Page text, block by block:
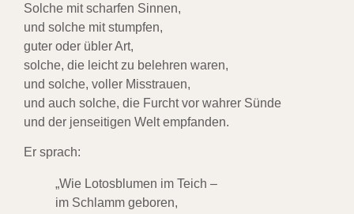
Solche mit scharfen Sinnen,
und solche mit stumpfen,
guter oder übler Art,
solche, die leicht zu belehren waren,
und solche, voller Misstrauen,
und auch solche, die Furcht vor wahrer Sünde
und der jenseitigen Welt empfanden.
Er sprach:
„Wie Lotosblumen im Teich –
im Schlamm geboren,